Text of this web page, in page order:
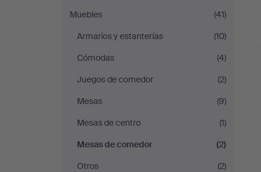
comedor
en
Auktionsmagasinet
Vänersborg
Muebles
(41)
Armarios y estanterías
(10)
Cómodas
(4)
Juegos de comedor
(2)
Mesas
(9)
Mesas de centro
(1)
Mesas de comedor
(2)
Otros
(2)